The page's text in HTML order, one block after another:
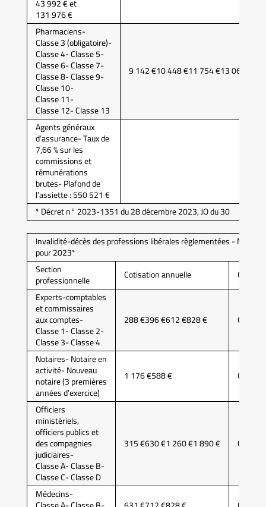
43 992 € et
131 976 €
Pharmaciens-
Classe 3 (obligatoire)-
Classe 4- Classe 5-
Classe 6- Classe 7-
Classe 8- Classe 9-
Classe 10-
Classe 11-
Classe 12- Classe 13
9 142 €10 448 €11 754 €13 060
Agents généraux
d’assurance- Taux de
7,66 % sur les
commissions et
rémunérations
brutes- Plafond de
l’assiette : 550 521 €
* Décret n° 2023-1351 du 28 décembre 2023, JO du 30
Invalidité-décès des professions libérales règlementées -
pour 2023*
Section
professionnelle Cotisation annuelle
Caisse
Experts-comptables
et commissaires
aux comptes-
Classe 1- Classe 2-
Classe 3- Classe 4
288 €396 €612 €828 € CAVEC
Notaires- Notaire en
activité- Nouveau
notaire (3 premières
années d’exercice)
1 176 €588 € CPRN
Officiers
ministériels,
officiers publics et
des compagnies
judiciaires-
Classe A- Classe B-
Classe C- Classe D
315 €630 €1 260 €1 890 € CAVOM
Médecins-